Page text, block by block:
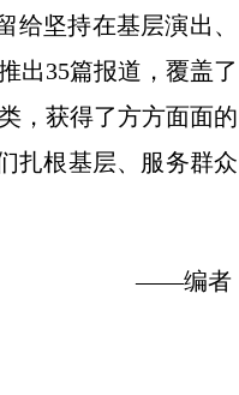
坚持在基层演出、
出35篇报道，覆盖了
，获得了方方面面的
扎根基层、服务群众
——编者